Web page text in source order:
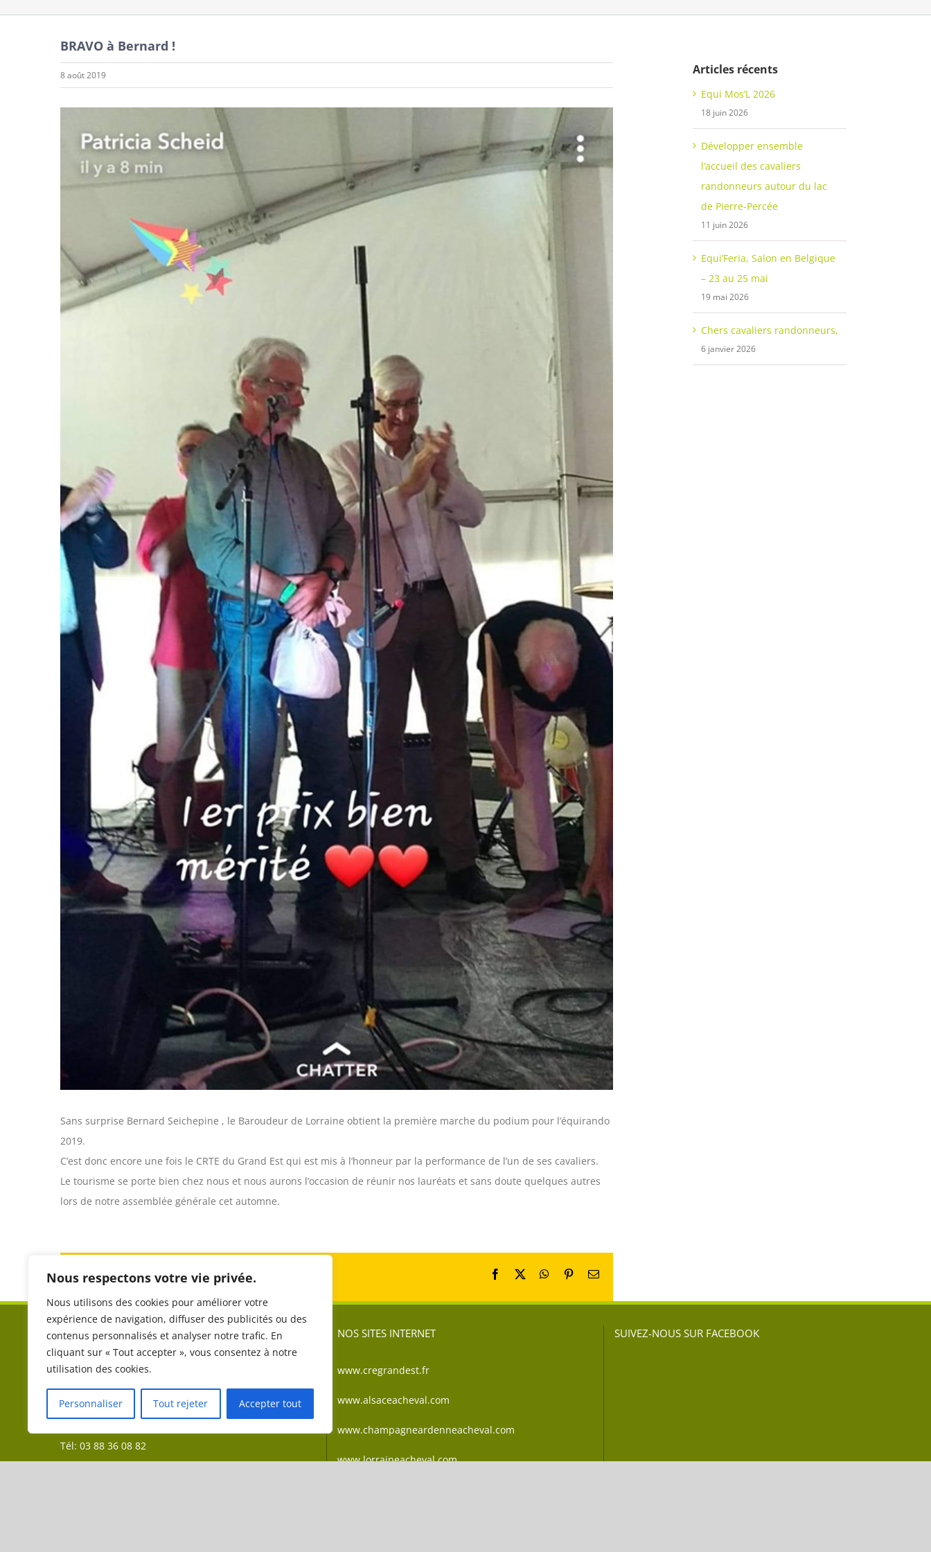
Nous respectons votre vie privée.
Nous utilisons des cookies pour améliorer votre
expérience de navigation, diffuser des publicités ou des
contenus personnalisés et analyser notre trafic. En
cliquant sur « Tout accepter », vous consentez à notre
utilisation des cookies.
Personnaliser Tout rejeter Accepter tout
BRAVO à Bernard !
8 août 2019
l'image
agrandie
Sans surprise Bernard Seichepine , le Baroudeur de Lorraine obtient la première marche du podium pour l’équirando
2019.
C’est donc encore une fois le CRTE du Grand Est qui est mis à l’honneur par la performance de l’un de ses cavaliers.
Le tourisme se porte bien chez nous et nous aurons l’occasion de réunir nos lauréats et sans doute quelques autres
lors de notre assemblée générale cet automne.
Partager sur les réseaux sociaux : Facebook
X WhatsApp
PinterestEmail
Articles récents
Equi Mos’L 2026
18 juin 2026
Développer ensemble
l’accueil des cavaliers
randonneurs autour du lac
de Pierre-Percée
11 juin 2026
Equi’Feria, Salon en Belgique
– 23 au 25 mai
19 mai 2026
Chers cavaliers randonneurs,
6 janvier 2026
COMITÉ RÉGIONAL DE TOURISME EQUESTRE DU
GRAND EST (CRTE)
19 A rue Icare
Tél: 03 88 36 08 82
contact@crtegrandest.fr
NOS SITES INTERNET
www.cregrandest.fr
www.alsaceacheval.com
www.champagneardenneacheval.com
www.lorraineacheval.com
SUIVEZ-NOUS SUR FACEBOOK